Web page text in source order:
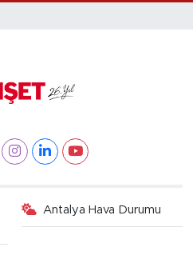
Antalya Hava Durumu